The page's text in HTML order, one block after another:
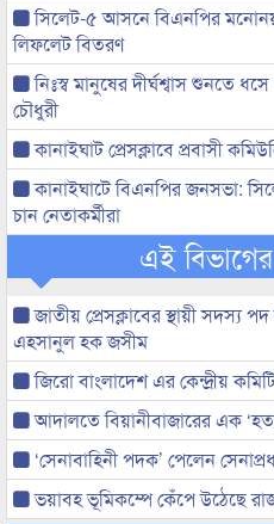
সিলেট-৫ আসনে বিএনপির
লিফলেট বিতরণ
নিঃস্ব মানুষের দীর্ঘশ্বাস শুনতে
চৌধুরী
কানাইঘাট প্রেসক্লাবে প্রবাসী
কানাইঘাটে বিএনপির জনসভা:
চান নেতাকর্মীরা
এই
জাতীয় প্রেসক্লাবের স্থায়ী সদস্য
এহসানুল হক জসীম
জিরো বাংলাদেশ এর কেন্দ্রীয়
আদালতে বিয়ানীবাজারের এক
‘সেনাবাহিনী পদক’ পেলেন
ভয়াবহ ভূমিকম্পে কেঁপে উঠেছে